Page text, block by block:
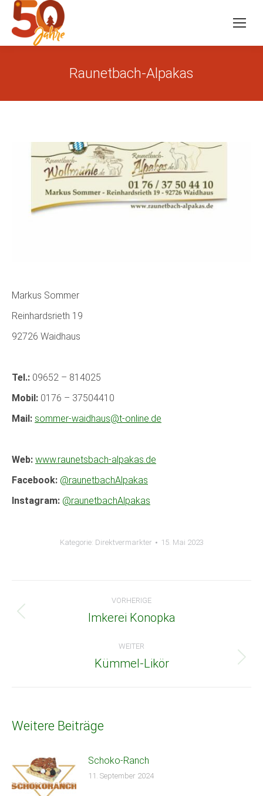
Raunetbach-Alpakas
Markus Sommer
Reinhardsrieth 19
92726 Waidhaus
Tel.: 09652 – 814025
Mobil: 0176 – 37504410
Mail: sommer-waidhaus@t-online.de
Web: www.raunetsbach-alpakas.de
Facebook: @raunetbachAlpakas
Instagram: @raunetbachAlpakas
Kategorie: Direktvermarkter 15. Mai 2023
Beitragsnavigation
VORHERIGE
Vorheriger
Imkerei Konopka
WEITER
Nächster
Kümmel-Likör
Weitere Beiträge
Schoko-Ranch
11. September 2024